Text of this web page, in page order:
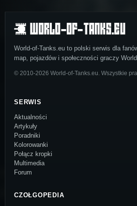
World-of-Tanks.eu to polski serwis dla
map, pojazdów i społeczności graczy
© 2010-2026 World-of-Tanks.eu. Wszystkie
SERWIS
Aktualności
Artykuły
Poradniki
Kolorowanki
Połącz kropki
Multimedia
Forum
CZOŁGOPEDIA